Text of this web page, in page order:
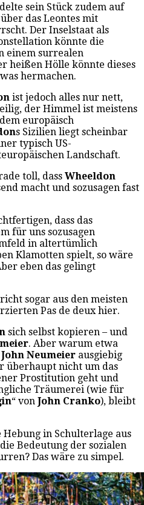
sein Stück zudem auf
das Leontes mit
Der Inselstaat als
könnte die
einem surrealen
heißen Hölle könnte dieses
hermachen.
ist jedoch alles nur nett,
der Himmel ist meistens
europäisch
s Sizilien liegt scheinbar
typisch US-
Landschaft.
toll, dass Wheeldon
macht und sozusagen fast
dass das
für uns sozusagen
in altertümlich
Klamotten spielt, so wäre
eben das gelingt
sogar aus den meisten
Pas de deux hier.
sich selbst kopieren – und
. Aber warum etwa
John Neumeier ausgiebig
überhaupt nicht um das
Prostitution geht und
Träumerei (wie für
“ von John Cranko), bleibt
in Schulterlage aus
Bedeutung der sozialen
Das wäre zu simpel.